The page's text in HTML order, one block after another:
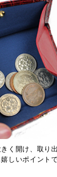
く開け、取り
しいポイントで